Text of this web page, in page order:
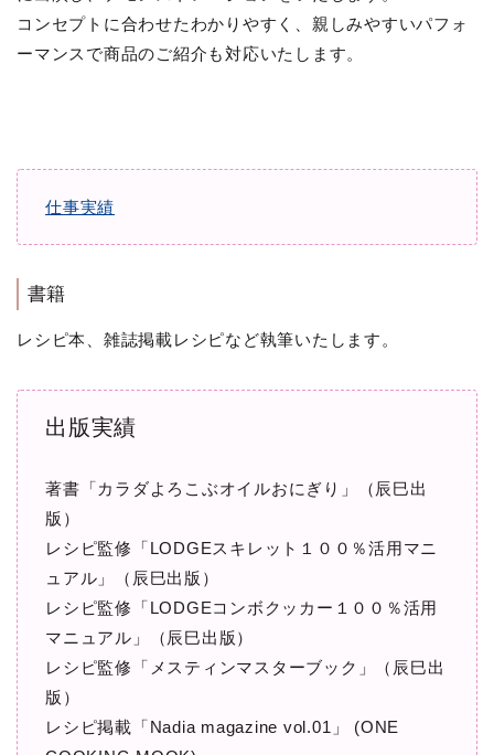
コンセプトに合わせたわかりやすく、親しみやすいパフォ
ーマンスで商品のご紹介も対応いたします。
仕事実績
書籍
レシピ本、雑誌掲載レシピなど執筆いたします。
出版実績
著書「カラダよろこぶオイルおにぎり」（辰巳出
版）
レシピ監修「LODGEスキレット１００％活用マニ
ュアル」（辰巳出版）
レシピ監修「LODGEコンボクッカー１００％活用
マニュアル」（辰巳出版）
レシピ監修「メスティンマスターブック」（辰巳出
版）
レシピ掲載「Nadia magazine vol.01」 (ONE